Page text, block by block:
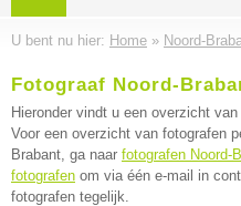
U bent nu hier: Home » Noord-
Fotograaf Noord-
Hieronder vindt u een overzicht van
Voor een overzicht van fotografen
Brabant, ga naar fotografen Noord-
fotografen om via één e-mail in
fotografen tegelijk.